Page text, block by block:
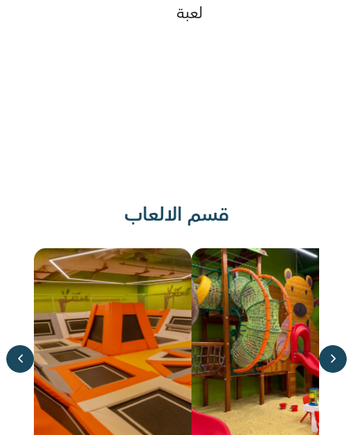
لعبة
قسم الالعاب